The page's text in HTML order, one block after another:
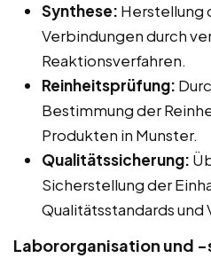
Synthese: Herstellung
Verbindungen durch
Reaktionsverfahren.
Reinheitsprüfung:
Bestimmung der
Produkten in Munster.
Qualitätssicherung:
Sicherstellung der
Qualitätsstandards und
Labororganisation und